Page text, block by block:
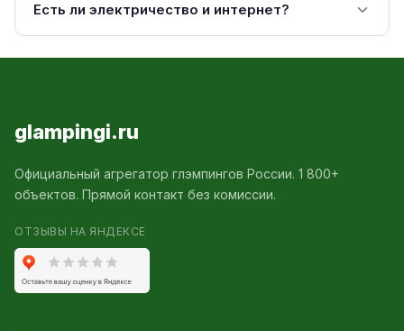
Есть ли электричество и интернет?
glampingi.ru
Официальный агрегатор глэмпингов России. 1 800+
объектов. Прямой контакт без комиссии.
ОТЗЫВЫ НА ЯНДЕКСЕ